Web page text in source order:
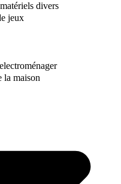
divers
jeux
la maison